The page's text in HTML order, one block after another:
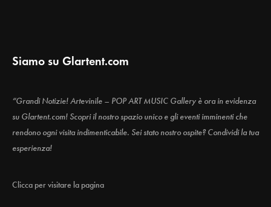
Siamo su Glartent.com
“Grandi Notizie! Artevinile – POP ART MUSIC Gallery è ora in evidenza
su Glartent.com! Scopri il nostro spazio unico e gli eventi imminenti che
rendono ogni visita indimenticabile. Sei stato nostro ospite? Condividi la tua
esperienza!
Clicca per visitare la pagina